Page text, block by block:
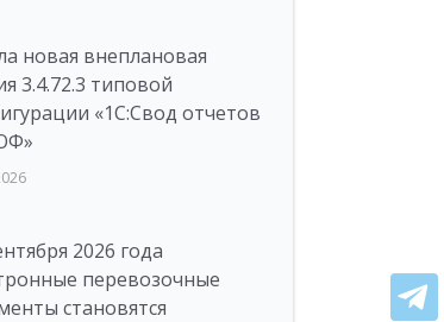
новая внеплановая
3.4.72.3 типовой
«1C:Свод отчетов
2026 года
перевозочные
становятся